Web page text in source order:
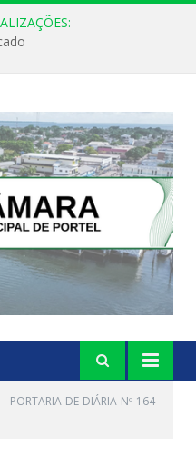
PORTARIA-DE-DIÁRIA-Nº-164-